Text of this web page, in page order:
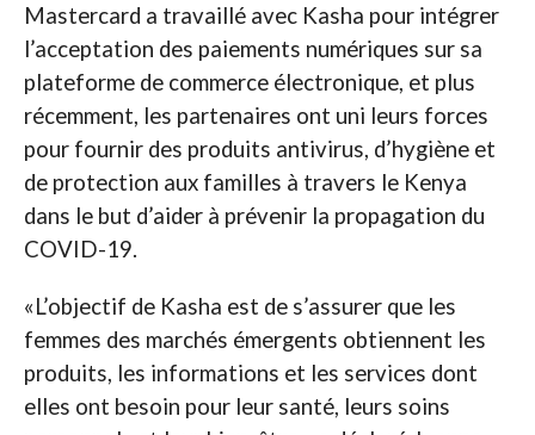
Mastercard a travaillé avec Kasha pour intégrer
l’acceptation des paiements numériques sur sa
plateforme de commerce électronique, et plus
récemment, les partenaires ont uni leurs forces
pour fournir des produits antivirus, d’hygiène et
de protection aux familles à travers le Kenya
dans le but d’aider à prévenir la propagation du
COVID-19.
«L’objectif de Kasha est de s’assurer que les
femmes des marchés émergents obtiennent les
produits, les informations et les services dont
elles ont besoin pour leur santé, leurs soins